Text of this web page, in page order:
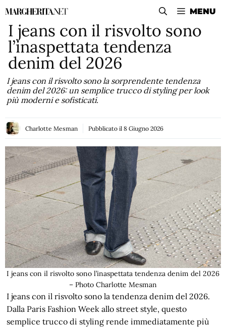
Vai
contenuto
MENU
I jeans con il risvolto sono
l’inaspettata tendenza
denim del 2026
I jeans con il risvolto sono la sorprendente tendenza
denim del 2026: un semplice trucco di styling per look
più moderni e sofisticati.
Charlotte Mesman Pubblicato il 8 Giugno 2026
I jeans con il risvolto sono l’inaspettata tendenza denim del 2026
– Photo Charlotte Mesman
I jeans con il risvolto sono la tendenza denim del 2026.
Dalla Paris Fashion Week allo street style, questo
semplice trucco di styling rende immediatamente più